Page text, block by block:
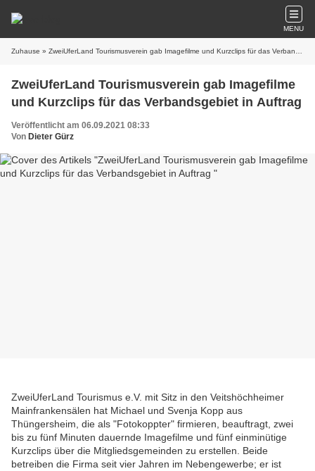
MENU
Zuhause » ZweiUferLand Tourismusverein gab Imagefilme und Kurzclips für das Verbandsgebiet in Auftrag
ZweiUferLand Tourismusverein gab Imagefilme
und Kurzclips für das Verbandsgebiet in Auftrag
Veröffentlicht am 06.09.2021 08:33
Von Dieter Gürz
ZweiUferLand Tourismus e.V. mit Sitz in den Veitshöchheimer
Mainfrankensälen hat Michael und Svenja Kopp aus
Thüngersheim, die als "Fotokoppter" firmieren, beauftragt, zwei
bis zu fünf Minuten dauernde Imagefilme und fünf einminütige
Kurzclips über die Mitgliedsgemeinden zu erstellen. Beide
betreiben die Firma seit vier Jahren im Nebengewerbe; er ist